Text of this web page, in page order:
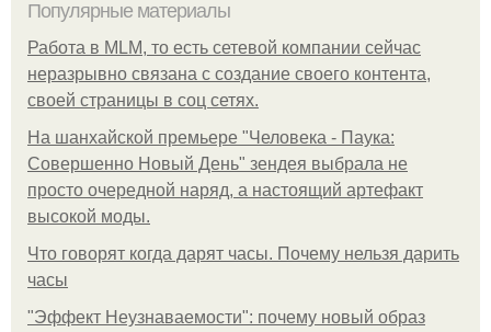
Популярные материалы
Работа в MLM, то есть сетевой компании сейчас
неразрывно связана с создание своего контента,
своей страницы в соц сетях.
На шанхайской премьере "Человека - Паука:
Совершенно Новый День" зендея выбрала не
просто очередной наряд, а настоящий артефакт
высокой моды.
Что говорят когда дарят часы. Почему нельзя дарить
часы
"Эффект Неузнаваемости": почему новый образ